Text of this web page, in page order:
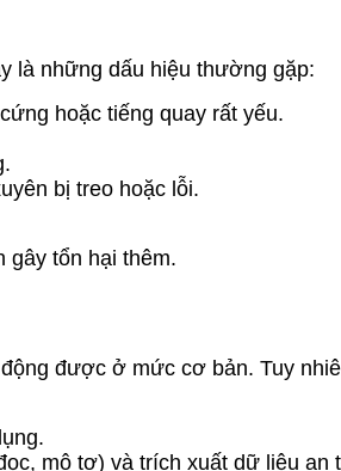
là những dấu hiệu thường gặp:
hoặc tiếng quay rất yếu.
bị treo hoặc lỗi.
gây tổn hại thêm.
được ở mức cơ bản. Tuy
mô tơ) và trích xuất dữ liệu an